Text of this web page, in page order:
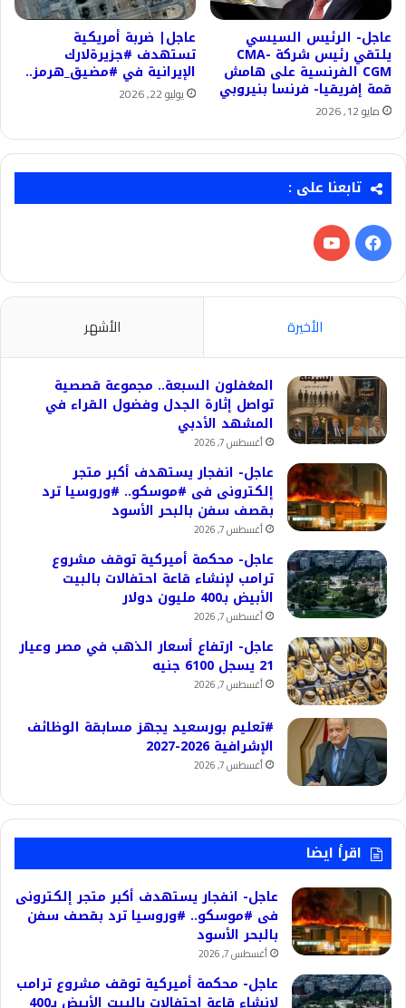
عاجل- الرئيس السيسي
يلتقي رئيس شركة CMA-
CGM الفرنسية على هامش
قمة إفريقيا- فرنسا بنيروبي
مايو 12, 2026
عاجل| ضربة أمريكية
تستهدف #جزيرةلارك
الإيرانية في #مضيق_هرمز..
يوليو 22, 2026
تابعنا على :
فيسبوك‫YouTube
الأخيرة الأشهر
المغفلون السبعة.. مجموعة قصصية
تواصل إثارة الجدل وفضول القراء في
المشهد الأدبي
أغسطس 7, 2026
عاجل- انفجار يستهدف أكبر متجر
إلكترونى فى #موسكو.. #وروسيا ترد
بقصف سفن بالبحر الأسود
أغسطس 7, 2026
عاجل- محكمة أميركية توقف مشروع
ترامب لإنشاء قاعة احتفالات بالبيت
الأبيض بـ400 مليون دولار
أغسطس 7, 2026
عاجل- ارتفاع أسعار الذهب في مصر وعيار
21 يسجل 6100 جنيه
أغسطس 7, 2026
#تعليم بورسعيد يجهز مسابقة الوظائف
الإشرافية 2026-2027
أغسطس 7, 2026
اقرأ ايضا
عاجل- انفجار يستهدف أكبر متجر إلكترونى
فى #موسكو.. #وروسيا ترد بقصف سفن
بالبحر الأسود
أغسطس 7, 2026
عاجل- محكمة أميركية توقف مشروع ترامب